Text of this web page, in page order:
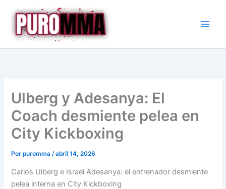
contenido
Ulberg y Adesanya: El
Coach desmiente pelea en
City Kickboxing
Porpuromma/abril 14, 2026
Carlos Ulberg e Israel Adesanya: el entrenador desmiente
pelea interna en City Kickboxing